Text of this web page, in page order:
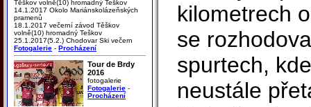
Těškov volně(10) hromadný Teškov
14.1.2017 Okolo Mariánskolázeňských
pramenů
18.1.2017 večerní závod Těškov
volně(10) hromadný Teškov
25.1.2017(5.2.) Chodovar Ski večern
Fotogalerie - Procházení
Tour de Brdy
2016
fotogalerie
Fotogalerie -
Procházení
kilometrech
se
spurtech,
neustále